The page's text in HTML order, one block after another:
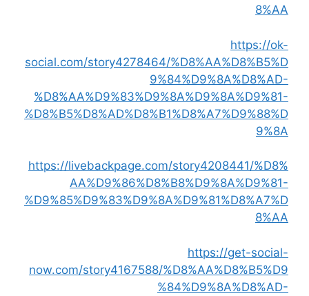
8%AA
https://ok-
social.com/story4278464/%D8%AA%D8%B5%D
9%84%D9%8A%D8%AD-
%D8%AA%D9%83%D9%8A%D9%8A%D9%81-
%D8%B5%D8%AD%D8%B1%D8%A7%D9%88%D
9%8A
https://livebackpage.com/story4208441/%D8%
AA%D9%86%D8%B8%D9%8A%D9%81-
%D9%85%D9%83%D9%8A%D9%81%D8%A7%D
8%AA
https://get-social-
now.com/story4167588/%D8%AA%D8%B5%D9
%84%D9%8A%D8%AD-